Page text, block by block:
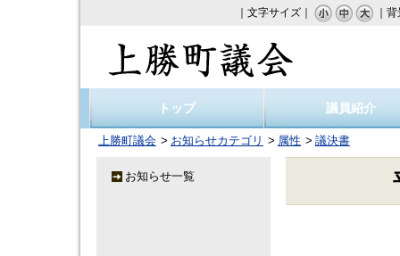
｜文字サイズ｜ ｜
トップ 議員紹介
上勝町議会 お知らせカテゴリ 属性 議決書
お知らせ一覧